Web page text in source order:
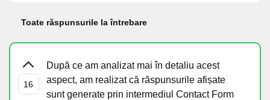
Toate răspunsurile la întrebare
După ce am analizat mai în detaliu acest
aspect, am realizat că răspunsurile afișate
sunt generate prin intermediul Contact Form